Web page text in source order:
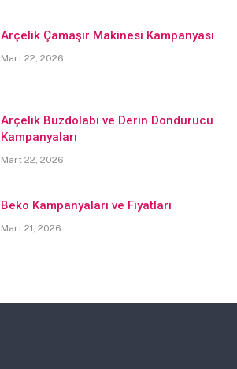
Arçelik Çamaşır Makinesi Kampanyası
Mart 22, 2026
Arçelik Buzdolabı ve Derin Dondurucu
Kampanyaları
Mart 22, 2026
Beko Kampanyaları ve Fiyatları
Mart 21, 2026